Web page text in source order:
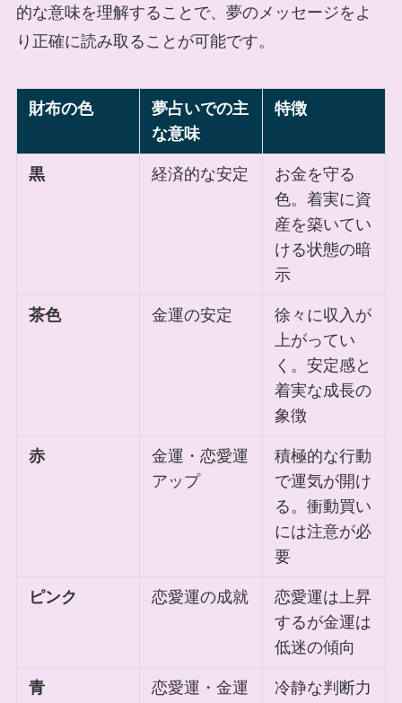
的な意味を理解することで、夢のメッセージをよ
り正確に読み取ることが可能です。
財布の色
夢占いでの主
な意味
特徴
黒 経済的な安定
お金を守る
色。着実に資
産を築いてい
ける状態の暗
示
茶色 金運の安定
徐々に収入が
上がってい
く。安定感と
着実な成長の
象徴
赤
金運・恋愛運
アップ
積極的な行動
で運気が開け
る。衝動買い
には注意が必
要
ピンク 恋愛運の成就
恋愛運は上昇
するが金運は
低迷の傾向
青
恋愛運・金運
冷静な判断力